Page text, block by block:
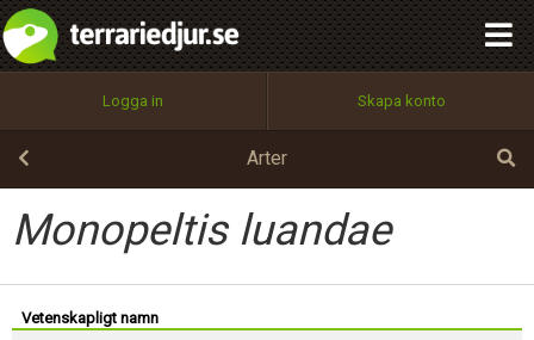
Logga in Skapa konto
Arter
Monopeltis luandae
Vetenskapligt namn
Utför
100%
OK
integritetspolicy
Namn:
Epost:
Begär nytt lösenord
Tillbaka till förstasidan